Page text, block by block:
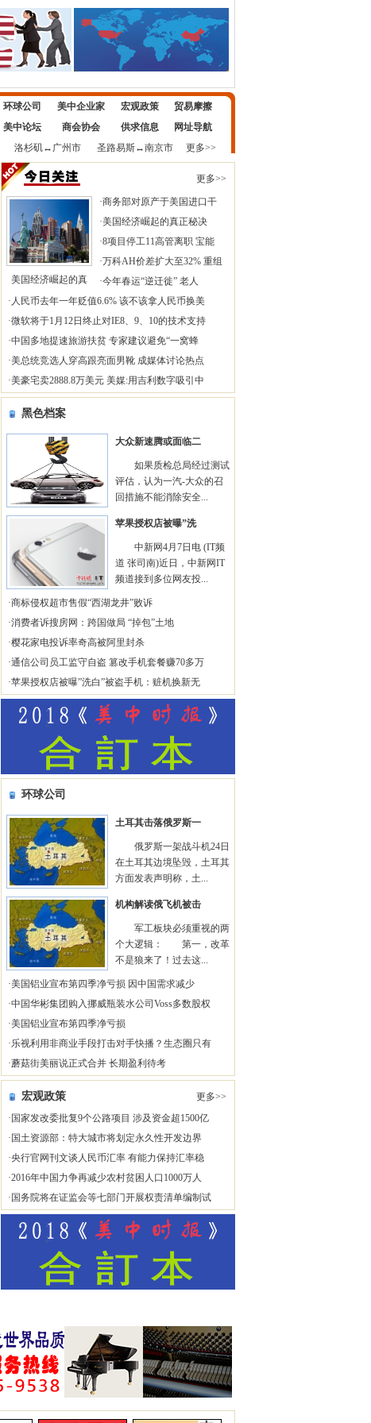
环球公司 美中企业家 宏观政策
贸易摩擦
美中论坛 商会协会 供求信息
网址导航
洛杉矶↔ 广州市 圣路易斯↔南京市 更多>>
更多>>
美国经济崛起的真
·商务部对原产于美国进口干
·美国经济崛起的真正秘决
·8项目停工11高管离职 宝能
·万科AH价差扩大至32% 重组
·今年春运“逆迁徙” 老人
· 人民币去年一年贬值6.6% 该不该拿人民币换美
·微软将于1月12日终止对IE8、9、10的技术支持
·中国多地提速旅游扶贫 专家建议避免“一窝蜂
·美总统竞选人穿高跟亮面男靴 成媒体讨论热点
·美豪宅卖2888.8万美元 美媒:用吉利数字吸引中
黑色档案
大众新速腾或面临二
如果质检总局经过测试
评估，认为一汽-大众的召
回措施不能消除安全...
苹果授权店被曝”洗
中新网4月7日电 (IT频
道 张司南)近日，中新网IT
频道接到多位网友投...
·商标侵权超市售假“西湖龙井”败诉
·消费者诉搜房网：跨国做局 “掉包”土地
·樱花家电投诉率奇高被阿里封杀
·通信公司员工监守自盗 篡改手机套餐赚70多万
·苹果授权店被曝”洗白”被盗手机：赃机换新无
环球公司
土耳其击落俄罗斯一
俄罗斯一架战斗机24日
在土耳其边境坠毁，土耳其
方面发表声明称，土...
机构解读俄飞机被击
军工板块必须重视的两
个大逻辑： 第一，改革
不是狼来了！过去这...
·美国铝业宣布第四季净亏损 因中国需求减少
·中国华彬集团购入挪威瓶装水公司Voss多数股权
·美国铝业宣布第四季净亏损
·乐视利用非商业手段打击对手快播？生态圈只有
·蘑菇街美丽说正式合并 长期盈利待考
宏观政策
更多>>
· 国家发改委批复9个公路项目 涉及资金超1500亿
· 国土资源部：特大城市将划定永久性开发边界
·央行官网刊文谈人民币汇率 有能力保持汇率稳
·2016年中国力争再减少农村贫困人口1000万人
· 国务院将在证监会等七部门开展权责清单编制试